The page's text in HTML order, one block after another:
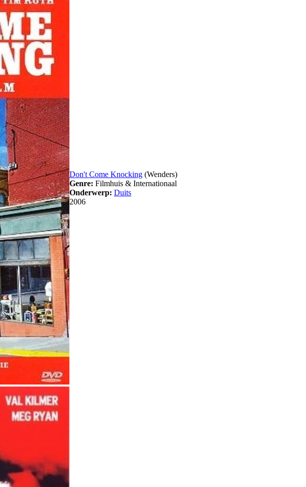
Don't Come Knocking (Wenders)
Genre: Filmhuis & Internationaal
Onderwerp: Duits
2006